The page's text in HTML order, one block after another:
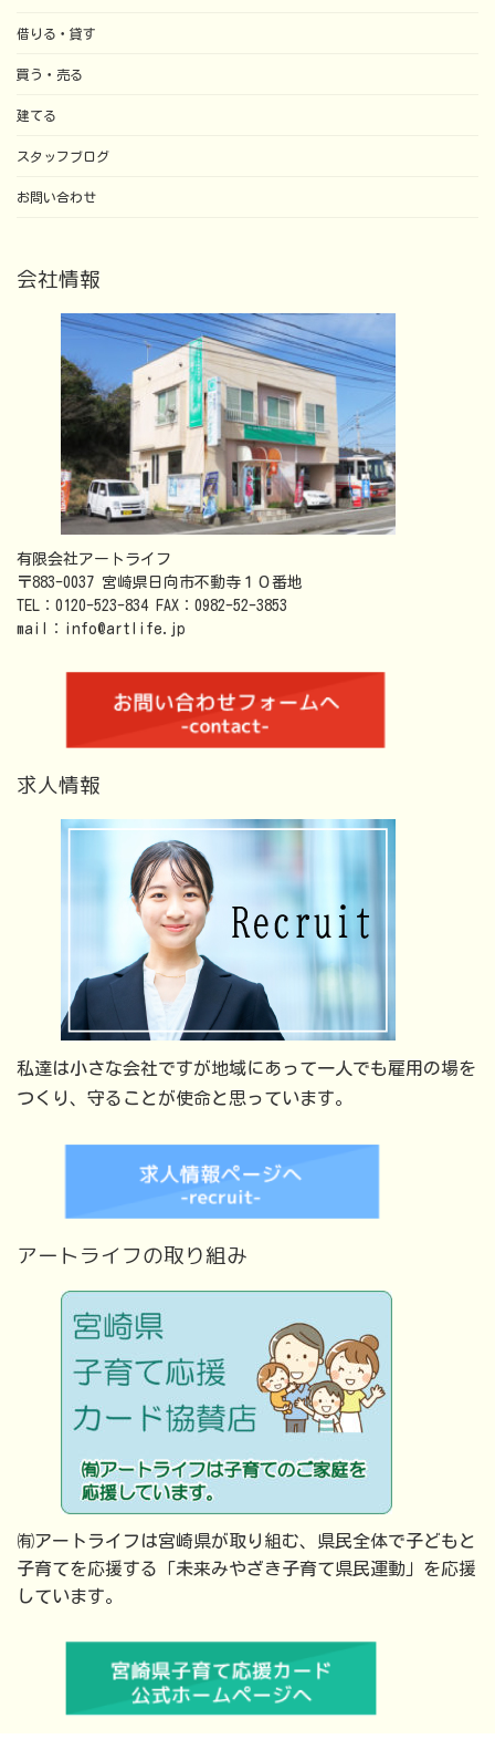
借りる・貸す
買う・売る
建てる
スタッフブログ
お問い合わせ
会社情報
有限会社アートライフ
〒883-0037 宮崎県日向市不動寺１０番地
TEL：0120-523-834 FAX：0982-52-3853
mail：info@artlife.jp
求人情報
私達は小さな会社ですが地域にあって一人でも雇用の場を
つくり、守ることが使命と思っています。
アートライフの取り組み
㈲アートライフは宮崎県が取り組む、県民全体で子どもと
子育てを応援する「未来みやざき子育て県民運動」を応援
しています。